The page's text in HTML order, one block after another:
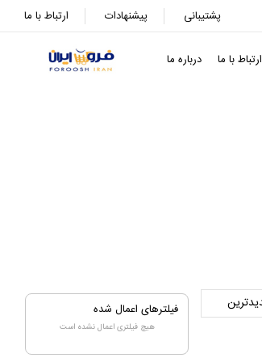
ارتباط با ما پیشنهادات پشتیبانی
ارتباط با ما درباره ما
فیلترهای اعمال شده
هیچ فیلتری اعمال نشده است